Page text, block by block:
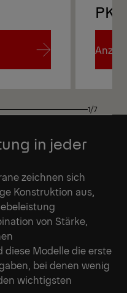
PK
1/7
in jeder
zeichnen sich
Konstruktion aus,
von Stärke,
diese Modelle die erste
bei denen wenig
wichtigsten